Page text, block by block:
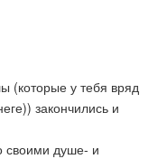
(которые у тебя вряд
закончились и
своими душе- и